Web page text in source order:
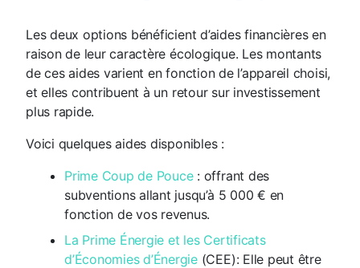
Les deux options bénéficient d’aides financières en
raison de leur caractère écologique. Les montants
de ces aides varient en fonction de l’appareil choisi,
et elles contribuent à un retour sur investissement
plus rapide.
Voici quelques aides disponibles :
Prime Coup de Pouce: offrant des
subventions allant jusqu’à 5 000 € en
fonction de vos revenus.
La Prime Énergie et les Certificats
d’Économies d’Énergie(CEE): Elle peut être